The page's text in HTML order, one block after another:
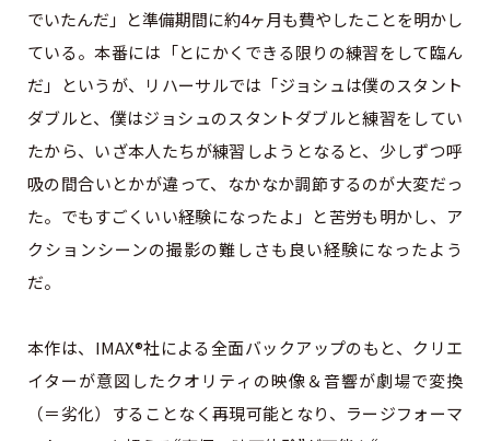
でいたんだ」と準備期間に約4ヶ⽉も費やしたことを明かし
ている。本番には「とにかくできる限りの練習をして臨ん
だ」というが、リハーサルでは「ジョシュは僕のスタント
ダブルと、僕はジョシュのスタントダブルと練習をしてい
たから、いざ本⼈たちが練習しようとなると、少しずつ呼
吸の間合いとかが違って、なかなか調節するのが⼤変だっ
た。でもすごくいい経験になったよ」と苦労も明かし、ア
クションシーンの撮影の難しさも良い経験になったよう
だ。
本作は、IMAX®社による全面バックアップのもと、クリエ
イターが意図したクオリティの映像＆音響が劇場で変換
（＝劣化）することなく再現可能となり、ラージフォーマ